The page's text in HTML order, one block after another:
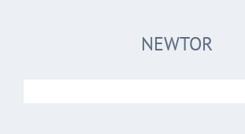
NEWTOR
!!!Если Вы с телефона сперва